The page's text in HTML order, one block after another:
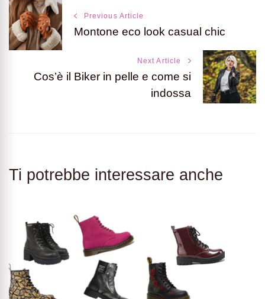
Post
Navigation
Previous Article
Montone eco look casual chic
Next Article
Cos’è il Biker in pelle e come si
indossa
Ti potrebbe interessare anche